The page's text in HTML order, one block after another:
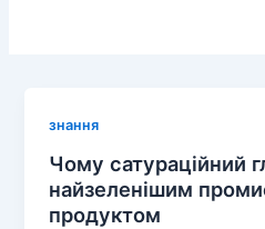
знання
Чому сатураційний
найзеленішим
продуктом